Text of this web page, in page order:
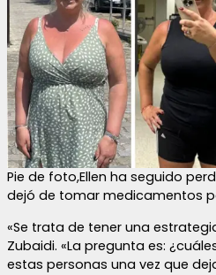
Pie de foto,Ellen ha seguido
dejó de tomar medicamentos
«Se trata de tener una
Zubaidi. «La pregunta es:
estas personas una vez que